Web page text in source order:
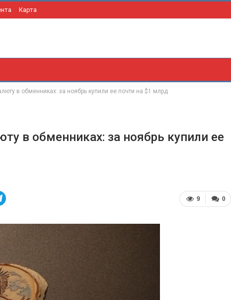
Карта
в обменниках: за ноябрь купили ее почти на $1 млрд
в обменниках: за ноябрь купили ее
0
9